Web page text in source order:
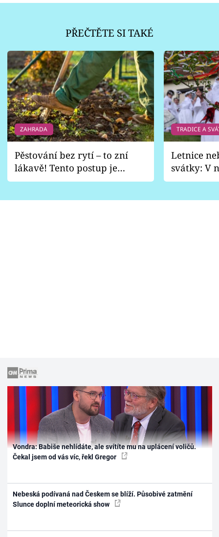
PŘEČTĚTE SI TAKÉ
ZAHRADA
Pěstování bez rytí – to zní
lákavě! Tento postup je
vhodný jen pro některé
TRADICE A
Letnice
svátky: V
pondělí
Vondra: Babiše nehlídáte, ale svítíte mu na uplácení voličů.
Čekal jsem od vás víc, řekl Gregor
Nebeská podívaná nad Českem se blíží. Působivé zatmění
Slunce doplní meteorická show